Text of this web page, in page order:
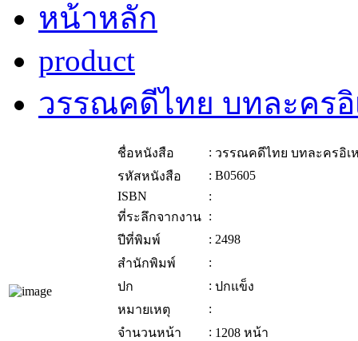
หน้าหลัก
product
วรรณคดีไทย บทละครอิ
ชื่อหนังสือ : วรรณคดีไทย บทละครอิเ
รหัสหนังสือ
: B05605
ISBN
:
ที่ระลึกจากงาน :
ปีที่พิมพ์
: 2498
สำนักพิมพ์
:
ปก
: ปกแข็ง
หมายเหตุ
:
จำนวนหน้า
: 1208 หน้า